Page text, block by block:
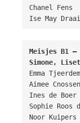
Chanel Fens
Ise May
Meisjes B1
Simone, Liset
Emma
Aimee Cnossen
Ines de Boer
Sophie Roos
Noor Kuipers